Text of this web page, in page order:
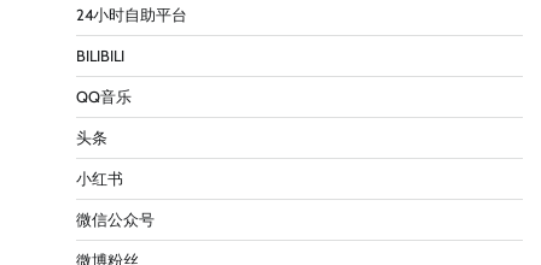
24小时自助平台
BILIBILI
QQ音乐
头条
小红书
微信公众号
微博粉丝